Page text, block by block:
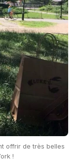
offrir de très belles
!